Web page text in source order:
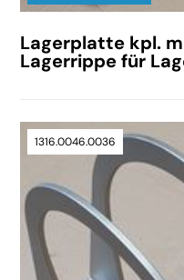
Lagerplatte kpl.
Lagerrippe für
1316.0046.0036